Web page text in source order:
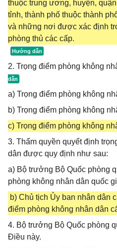
thuộc trung ương, huyện,
tỉnh, thành phố thuộc thành
và những nơi được xác định
phòng thủ các cấp.
2. Trọng điểm phòng không
a) Trọng điểm phòng không
b) Trọng điểm phòng không
c) Trọng điểm phòng không
3. Thẩm quyền quyết định
dân được quy định như sau:
a) Bộ trưởng Bộ Quốc phòng
phòng không nhân dân quốc
b) Chủ tịch Ủy ban nhân dân
điểm phòng không nhân dân
4. Bộ trưởng Bộ Quốc phòng
Điều này.